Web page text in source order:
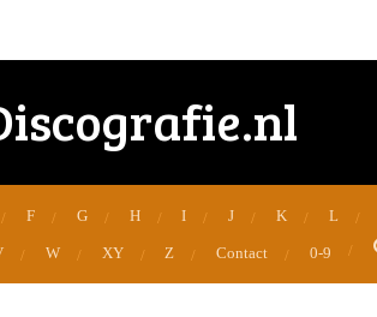
F G H I J K L
W XY Z Contact 0-9